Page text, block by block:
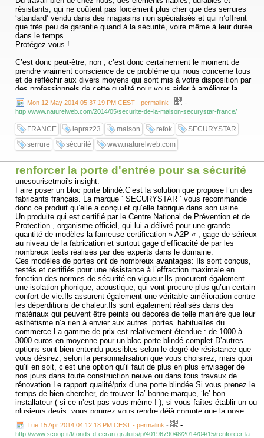
résistants, qui ne coûtent pas forcément plus cher que des serrures
‘standard’ vendu dans des magasins non spécialisés et qui n’offrent
que très peu de garantie quand à la sécurité, voire même à leur durée
dans le temps …
Protégez-vous !
C’est donc peut-être, non , c’est donc certainement le moment de
prendre vraiment conscience de ce problème qui nous concerne tous
et de réfléchir aux divers moyens qui sont mis à votre disposition par
des professionnels de cette qualité pour vous aider à améliorer la
sécurité de votre domicile, de vos biens, mais aussi votre tranquillité
personnelle et le confort de vie de toute votre famille.
Vous pouvez également trouver sur les sites officiels toutes les
références, les caractéristiques et les tarifs des divers produits
existants et qui peuvent vous être proposés, alors ça vaut quand
même la peine d’y consacrer un peu de temps, non ?
........................
Mon 12 May 2014 05:37:19 PM CEST - permalink - -
http://www.naturelweb.com/2014/05/securite-de-la-maison-securystar-france/
FRANCE lepraz23 maison refok
SECURYSTAR
serrure
sécurité www.naturelweb.com
renforcer la porte d'entrée pour sa sécurité
unesourisetmoi's insight:
Faire poser un bloc porte blindé.C’est la solution que propose l’un des
fabricants français. La marque ‘ SECURYSTAR ‘ vous recommande
donc ce produit qu’elle a conçu et qu’elle fabrique dans son usine.
Un produite qui est certifié par le Centre National de Prévention et de
Protection , organisme officiel, qui lui a délivré pour une grande
quantité de modèles la fameuse certification » A2P « , gage de sérieux
au niveau de la fabrication et surtout gage d’efficacité de par les
nombreux tests réalisés par des experts dans le domaine.
Ces modèles de portes ont de nombreux avantages: Ils sont conçus,
testés et certifiés pour une résistance à l’effraction maximale en
fonction des normes de sécurité en vigueur.Ils procurent également
une isolation phonique, acoustique, qui vont procure plus qu’un certain
confort de vie.Ils assurent également une véritable amélioration contre
les déperditions de chaleur.Ils sont également réalisés dans des
matériaux qui peuvent être peints ou décorés de telle manière que leur
esthétisme n’a rien à envier aux autres ‘portes’ habituelles du
commerce.La gamme de prix est relativement étendue : de 1000 à
3000 euros en moyenne pour un bloc-porte blindé complet.D’autres
options sont bien entendu possibles selon le degré de résistance que
vous désirez, selon la personnalisation que vous choisirez, mais quoi
qu’il en soit, c’est une option qu’il faut de plus en plus envisager de
nos jours dans toute construction neuve ou dans tous travaux de
rénovation.Le rapport qualité/prix d’une porte blindée.Si vous prenez le
temps de bien chercher, de trouver ‘la’ bonne marque, ‘le’ bon
installateur ( si ce n’est pas vous-même ! ), si vous faîtes établir un ou
plusieurs devis, vous pourrez vous rendre déjà compte que la pose
d’un ‘ bloc-porte’ blindé ne revient pas véritablement plus cher qu’une
porte ‘normale’ vendue couramment dans le commerce.
Tue 15 Apr 2014 04:12:18 PM CEST - permalink - -
http://www.scoop.it/t/fonds-d-ecran-gratuits/p/4019679048/2014/04/15/renforcer-la-